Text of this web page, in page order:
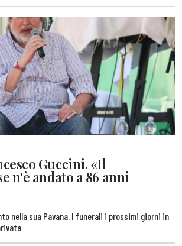
Guccini. «Il
n'è andato a 86 anni
nella sua Pavana. I funerali i prossimi giorni in